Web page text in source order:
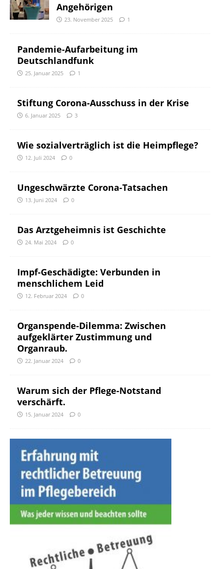
Angehörigen
23. November 2025 1
Pandemie-Aufarbeitung im
Deutschlandfunk
25. Januar 2025 1
Stiftung Corona-Ausschuss in der Krise
6. Januar 2025 3
Wie sozialverträglich ist die Heimpflege?
12. Juli 2024 0
Ungeschwärzte Corona-Tatsachen
13. Juni 2024 0
Das Arztgeheimnis ist Geschichte
24. Mai 2024 0
Impf-Geschädigte: Verbunden in
menschlichem Leid
12. Februar 2024 0
Organspende-Dilemma: Zwischen
aufgeklärter Zustimmung und
Organraub.
22. Januar 2024 0
Warum sich der Pflege-Notstand
verschärft.
15. Januar 2024 0